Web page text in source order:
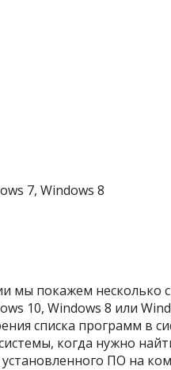
7, Windows 8
мы покажем несколько
10, Windows 8 или
списка программ в
когда нужно
ПО на